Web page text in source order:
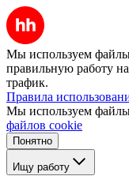
Мы используем файлы
правильную работу
трафик.
Правила
Мы используем
файлов cookie
Понятно
Ищу работу